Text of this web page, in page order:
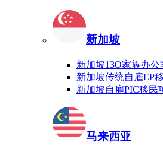
新加坡
新加坡13O家族办公
新加坡传统自雇EP
新加坡自雇PIC移民
马来西亚